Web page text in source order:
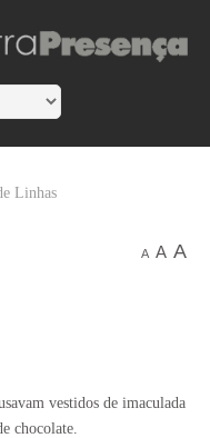
Linhas
A A A
vestidos de imaculada
chocolate.